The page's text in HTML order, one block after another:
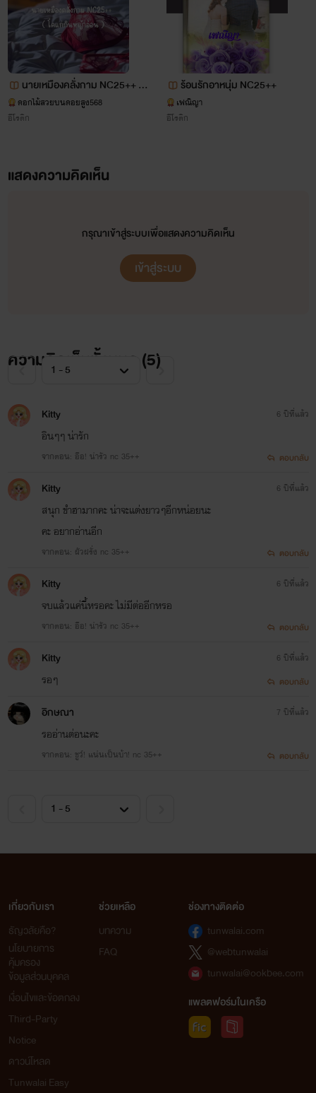
นายเหมืองคลั่งกาม NC25++ ( โ
คแก่กินหญ้าอ่อน )
ดอกไม้สวยบนดอยสูง568
อีโรติก
ร้อนรักอาหนุ่ม NC25++
เฟณิญา
อีโรติก
แสดงความคิดเห็น
กรุณาเข้าสู่ระบบเพื่อแสดงความคิดเห็น
เข้าสู่ระบบ
ความคิดเห็นทั้งหมด (5)
Kitty
อินๆๆ​ น่ารัก
จากตอน: อือ! น่ารัว nc 35++
6 ปีที่แล้ว
ตอบกลับ
Kitty
สนุก​ ขำ​ฮามากคะ​ น่าจะแต่งยาวๆ​อีกหน่อยนะ
คะ​ อยาก​อ่านอีก
จากตอน: ผัวฝรั่ง nc 35++
6 ปีที่แล้ว
ตอบกลับ
Kitty
จบแล้วแค่นี้หรอคะ​ ไม่มีต่ออีกหรอ
จากตอน: อือ! น่ารัว nc 35++
6 ปีที่แล้ว
ตอบกลับ
Kitty
รอ​ๆ
6 ปีที่แล้ว
ตอบกลับ
อิกษณา
รออ่านต่อนะคะ
จากตอน: ชูว์! แน่นเป็นบ้า! nc 35++
7 ปีที่แล้ว
ตอบกลับ
เกี่ยวกับเรา
ธัญวลัยคือ?
นโยบายการ
คุ้มครอง
ข้อมูลส่วนบุคคล
เงื่อนไขและข้อตกลง
Third-Party
Notice
ดาวน์โหลด
Tunwalai Easy
ช่วยเหลือ
บทความ
FAQ
ช่องทางติดต่อ
tunwalai.com
@webtunwalai
tunwalai@ookbee.com
แพลตฟอร์มในเครือ